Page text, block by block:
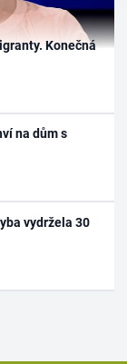
Konečná
na dům s
vydržela 30